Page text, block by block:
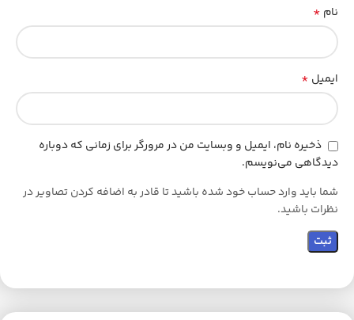
نام *
ایمیل *
ذخیره نام، ایمیل و وبسایت من در مرورگر برای زمانی که دوباره
دیدگاهی می‌نویسم.
شما باید وارد حساب خود شده باشید تا قادر به اضافه کردن تصاویر در
نظرات باشید.